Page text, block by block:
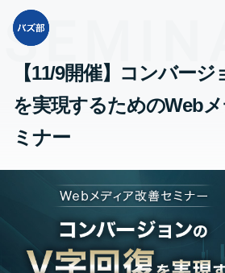
【11/9開催】コンバー
を実現するためのWeb
ミナー